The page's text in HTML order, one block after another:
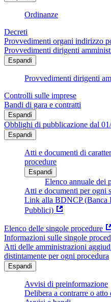
Ordinanze
Decreti
Provvedimenti organi indirizzo
Provvedimenti dirigenti
Espandi
Provvedimenti dirigenti
Controlli sulle imprese
Bandi di gara e contratti
Espandi
Obblighi di pubblicazione dal
Espandi
Atti e documenti di
procedure
Espandi
Elenco annuale dei
Atti e documenti per ogni
Link alla BDNCP (Banca
Pubblici)
Elenco delle singole procedure
Informazioni sulle singole
Atti delle amministrazioni
distintamente per ogni procedura
Espandi
Avvisi di preinformazione
Delibera a contrarre o atto